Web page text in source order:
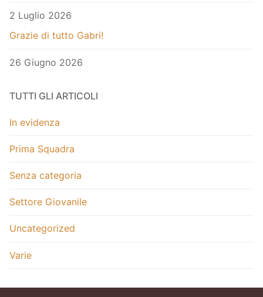
2 Luglio 2026
Grazie di tutto Gabri!
26 Giugno 2026
TUTTI GLI ARTICOLI
In evidenza
Prima Squadra
Senza categoria
Settore Giovanile
Uncategorized
Varie